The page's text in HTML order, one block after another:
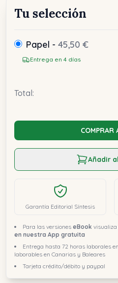
Tu selección
Papel - 45,50 €
Entrega en 4 días
Total:
COMPRAR
Añadir
Garantía Editorial Síntesis
Para las versiones eBook visualiza
en nuestra App gratuita
Entrega hasta 72 horas laborales
laborables en Canarias y Baleares
Tarjeta crédito/débito y paypal